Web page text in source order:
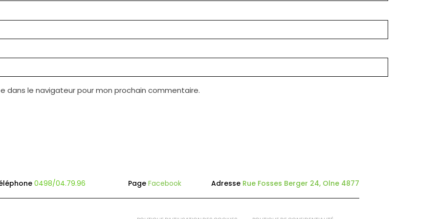
dans le navigateur pour mon prochain commentaire.
0498/04.79.96 Page Facebook Adresse Rue Fosses Berger 24, Olne 4877